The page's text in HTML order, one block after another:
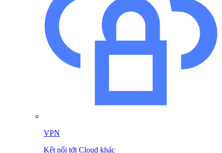
VPN
Kết nối tới Cloud khác